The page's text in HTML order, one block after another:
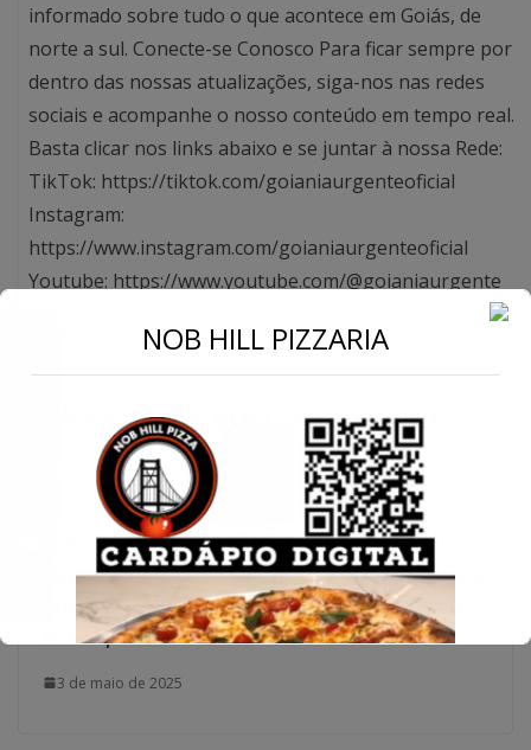
informado sobre tudo o que acontece em Goiás, de
norte a sul. Conecte-se Conosco Para ficar sempre por
dentro das nossas atualizações, siga-nos nas redes
sociais e acompanhe o nosso conteúdo em tempo real.
Basta clicar nos links abaixo e se juntar à nossa Rede:
TikTok: https://tiktok.com/goianiaurgenteoficial
Instagram:
https://www.instagram.com/goianiaurgenteoficial
Youtube: https://www.youtube.com/@goianiaurgente
Você pode gostar também
Cantor Hugo, da dupla com Raphael,
sobrevive a grave acidente em rodovia e
sofre traumatismo craniano: “Nasci de
novo”, diz artista
3 de maio de 2025
NOB HILL PIZZARIA